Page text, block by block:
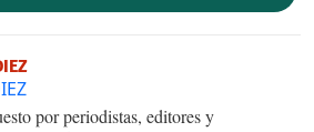
por periodistas, editores y